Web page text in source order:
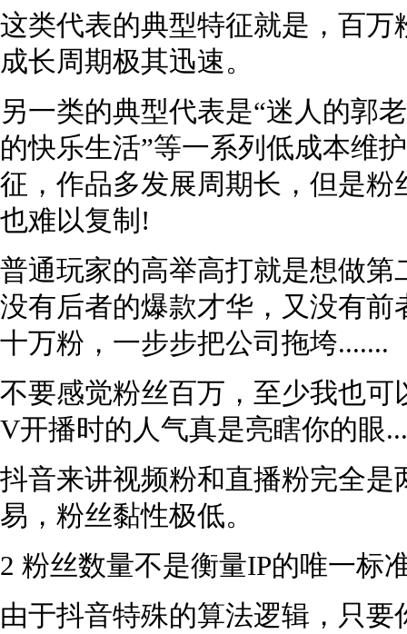
这类代表的典型特征就是，百
成长周期极其迅速。
另一类的典型代表是“迷人的郭
的快乐生活”等一系列低成本维
征，作品多发展周期长，但是
也难以复制!
普通玩家的高举高打就是想做
没有后者的爆款才华，又没有
十万粉，一步步把公司拖垮.......
不要感觉粉丝百万，至少我也
V开播时的人气真是亮瞎你的眼
抖音来讲视频粉和直播粉完全
易，粉丝黏性极低。
2 粉丝数量不是衡量IP的唯一标
由于抖音特殊的算法逻辑，只